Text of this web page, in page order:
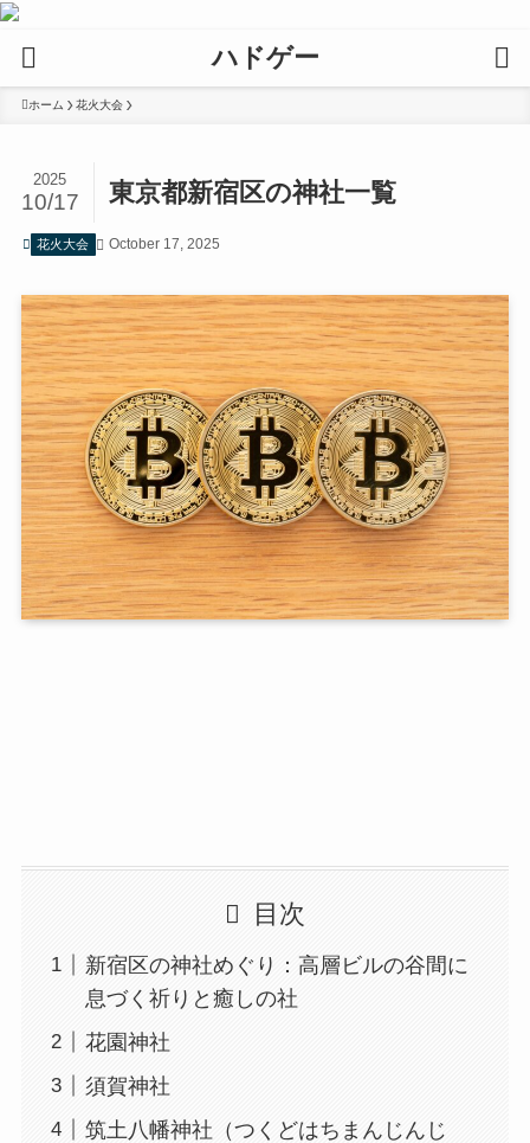
ハドゲー
ホーム 花火大会
東京都新宿区の神社一覧
2025
10/17
花火大会 October 17, 2025
目次
新宿区の神社めぐり：高層ビルの谷間に
息づく祈りと癒しの社
花園神社
須賀神社
筑土八幡神社（つくどはちまんじんじ